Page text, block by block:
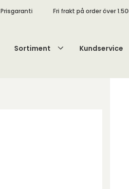
Prisgaranti Fri frakt på order över
Sortiment Kundservice